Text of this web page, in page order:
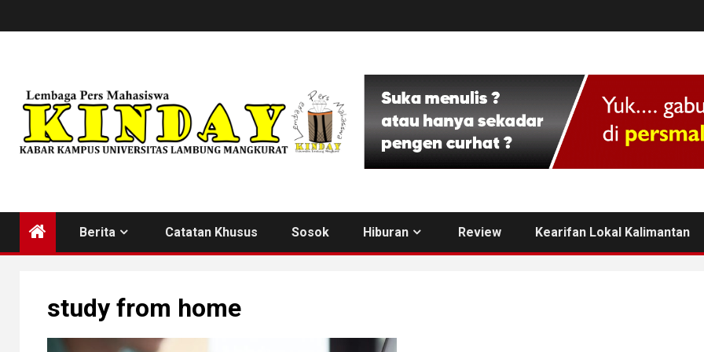
to
Berita Catatan Khusus Sosok Hiburan Review Kearifan Lokal Kalimantan
study from home